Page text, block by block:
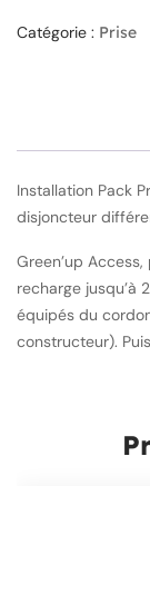
Catégorie : Prise
Installation Pack
disjoncteur
Green’up
recharge jusqu’à
équipés du
constructeur).